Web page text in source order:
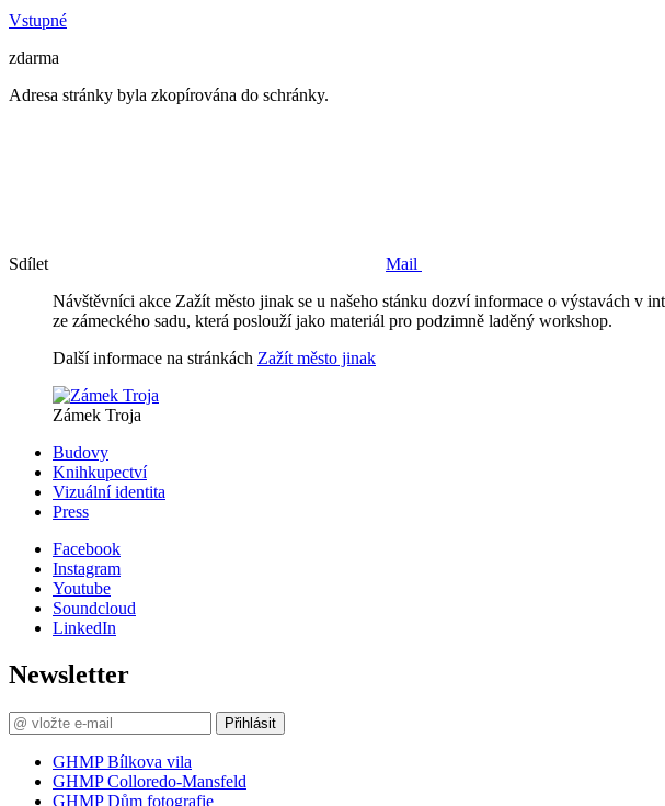
Vstupné
zdarma
Adresa stránky byla zkopírována do schránky.
Sdílet Mail
Návštěvníci akce Zažít město jinak se u našeho stánku dozví informace o výstavách v
ze zámeckého sadu, která poslouží jako materiál pro podzimně laděný workshop.
Další informace na stránkách Zažít město jinak
Zámek Troja
Budovy
Knihkupectví
Vizuální identita
Press
Facebook
Instagram
Youtube
Soundcloud
LinkedIn
Newsletter
Přihlásit
GHMP Bílkova vila
GHMP Colloredo-Mansfeld
GHMP Dům fotografie